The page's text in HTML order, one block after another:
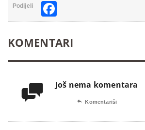
Podijeli
KOMENTARI
 Još nema komentara
 Komentariši